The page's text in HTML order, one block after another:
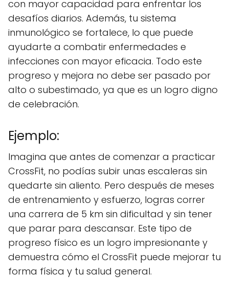
con mayor capacidad para enfrentar los
desafíos diarios. Además, tu sistema
inmunológico se fortalece, lo que puede
ayudarte a combatir enfermedades e
infecciones con mayor eficacia. Todo este
progreso y mejora no debe ser pasado por
alto o subestimado, ya que es un logro digno
de celebración.
Ejemplo:
Imagina que antes de comenzar a practicar
CrossFit, no podías subir unas escaleras sin
quedarte sin aliento. Pero después de meses
de entrenamiento y esfuerzo, logras correr
una carrera de 5 km sin dificultad y sin tener
que parar para descansar. Este tipo de
progreso físico es un logro impresionante y
demuestra cómo el CrossFit puede mejorar tu
forma física y tu salud general.